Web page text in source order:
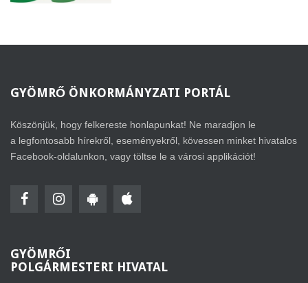
GYÖMRŐ ÖNKORMÁNYZATI PORTÁL
Köszönjük, hogy felkereste honlapunkat! Ne maradjon le
a legfontosabb hírekről, eseményekről, kövessen minket hivatalos
Facebook-oldalunkon, vagy töltse le a városi applikációt!
GYÖMRŐI
POLGÁRMESTERI HIVATAL